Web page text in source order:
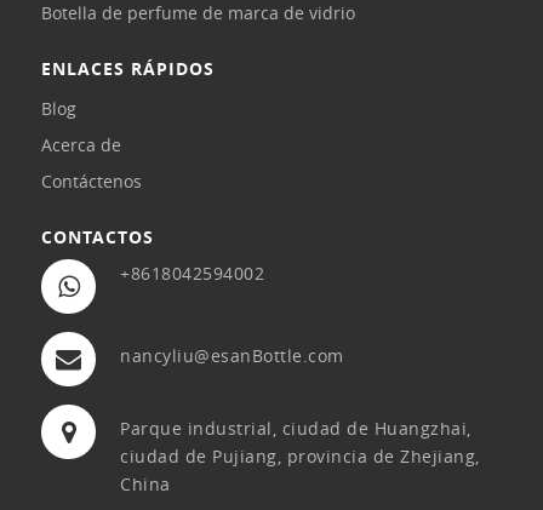
Botella de perfume de marca de vidrio
ENLACES RÁPIDOS
Blog
Acerca de
Contáctenos
CONTACTOS
+8618042594002
nancyliu@esanBottle.com
Parque industrial, ciudad de Huangzhai,
ciudad de Pujiang, provincia de Zhejiang,
China